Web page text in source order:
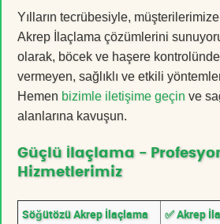
Yılların tecrübesiyle,
Akrep İlaçlama çözümlerini
olarak, böcek ve haşere
vermeyen, sağlıklı ve etkili
Hemen bizimle iletişime geçin ve
alanlarına kavuşun.
Güçlü İlaçlama -
Hizmetlerimiz
Söğütözü Akrep İlaçlama
✅ Akrep